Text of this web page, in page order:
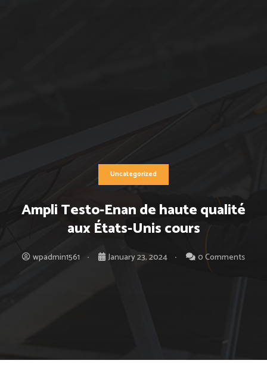
Uncategorized
Ampli Testo-Enan de haute qualité
aux États-Unis cours
wpadmin1561 January 23, 2024 0 Comments